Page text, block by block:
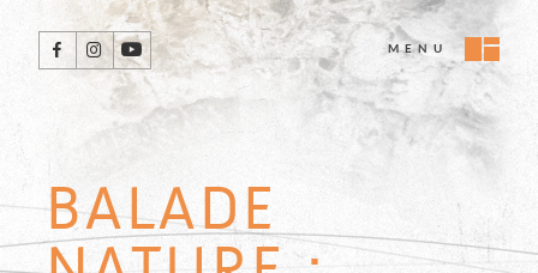
directement
MENU
BALADE
Retrouvez-
nous
sociaux